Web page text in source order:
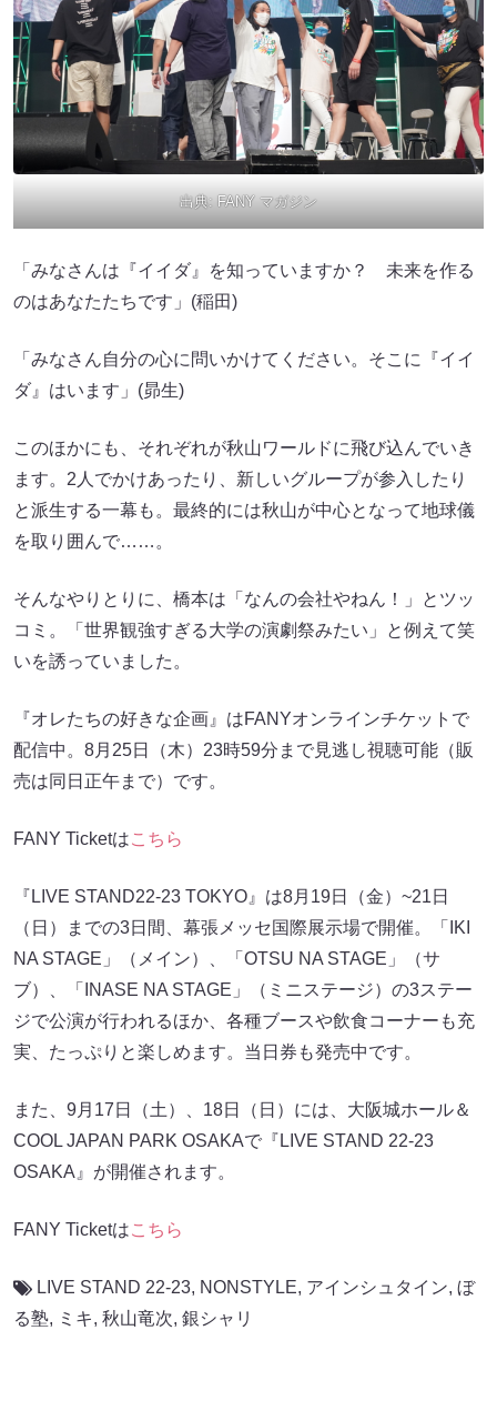
出典: FANY マガジン
「みなさんは『イイダ』を知っていますか？ 未来を作る
のはあなたたちです」(稲田)
「みなさん自分の心に問いかけてください。そこに『イイ
ダ』はいます」(昴生)
このほかにも、それぞれが秋山ワールドに飛び込んでいき
ます。2人でかけあったり、新しいグループが参入したり
と派生する一幕も。最終的には秋山が中心となって地球儀
を取り囲んで……。
そんなやりとりに、橋本は「なんの会社やねん！」とツッ
コミ。「世界観強すぎる大学の演劇祭みたい」と例えて笑
いを誘っていました。
『オレたちの好きな企画』はFANYオンラインチケットで
配信中。8月25日（木）23時59分まで見逃し視聴可能（販
売は同日正午まで）です。
FANY Ticketはこちら
『LIVE STAND22-23 TOKYO』は8月19日（金）~21日
（日）までの3日間、幕張メッセ国際展示場で開催。「IKI
NA STAGE」（メイン）、「OTSU NA STAGE」（サ
ブ）、「INASE NA STAGE」（ミニステージ）の3ステー
ジで公演が行われるほか、各種ブースや飲食コーナーも充
実、たっぷりと楽しめます。当日券も発売中です。
また、9月17日（土）、18日（日）には、大阪城ホール＆
COOL JAPAN PARK OSAKAで『LIVE STAND 22-23
OSAKA』が開催されます。
FANY Ticketはこちら
LIVE STAND 22-23, NONSTYLE, アインシュタイン, ぼ
る塾, ミキ, 秋山竜次, 銀シャリ